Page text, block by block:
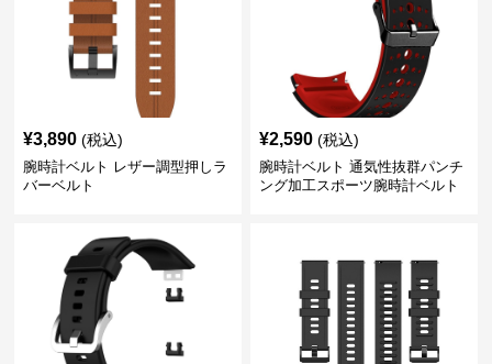
¥3,890 (税込)
腕時計ベルト レザー調型押しラ
バーベルト
¥2,590 (税込)
腕時計ベルト 通気性抜群パンチ
ング加工スポーツ腕時計ベルト